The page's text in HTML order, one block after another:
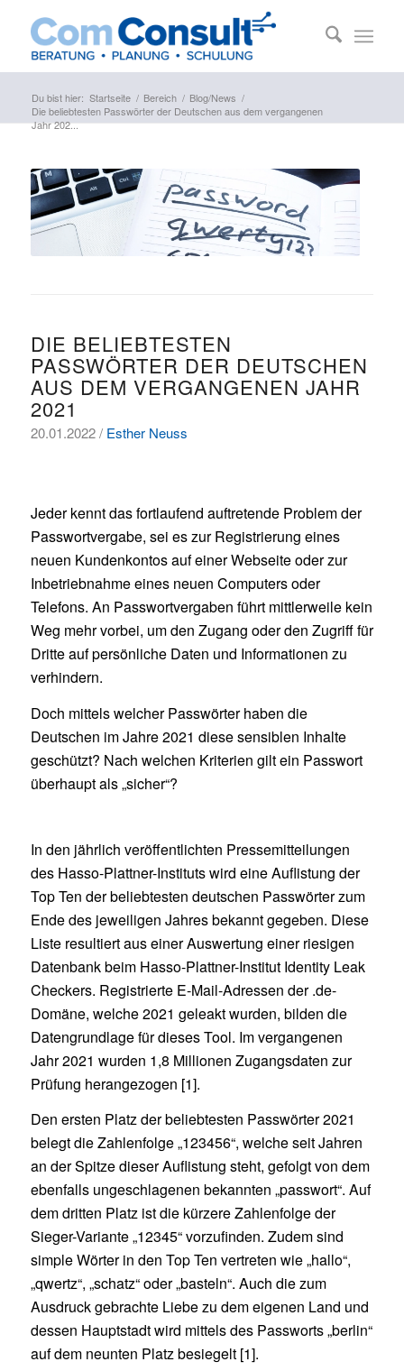
Du bist hier: Startseite / Bereich / Blog/News /
Die beliebtesten Passwörter der Deutschen aus dem vergangenen
Jahr 202...
DIE BELIEBTESTEN
PASSWÖRTER DER DEUTSCHEN
AUS DEM VERGANGENEN JAHR
2021
20.01.2022 / Esther Neuss
Jeder kennt das fortlaufend auftretende Problem der
Passwortvergabe, sei es zur Registrierung eines
neuen Kundenkontos auf einer Webseite oder zur
Inbetriebnahme eines neuen Computers oder
Telefons. An Passwortvergaben führt mittlerweile kein
Weg mehr vorbei, um den Zugang oder den Zugriff für
Dritte auf persönliche Daten und Informationen zu
verhindern.
Doch mittels welcher Passwörter haben die
Deutschen im Jahre 2021 diese sensiblen Inhalte
geschützt? Nach welchen Kriterien gilt ein Passwort
überhaupt als „sicher“?
In den jährlich veröffentlichten Pressemitteilungen
des Hasso-Plattner-Instituts wird eine Auflistung der
Top Ten der beliebtesten deutschen Passwörter zum
Ende des jeweiligen Jahres bekannt gegeben. Diese
Liste resultiert aus einer Auswertung einer riesigen
Datenbank beim Hasso-Plattner-Institut Identity Leak
Checkers. Registrierte E-Mail-Adressen der .de-
Domäne, welche 2021 geleakt wurden, bilden die
Datengrundlage für dieses Tool. Im vergangenen
Jahr 2021 wurden 1,8 Millionen Zugangsdaten zur
Prüfung herangezogen [1].
Den ersten Platz der beliebtesten Passwörter 2021
belegt die Zahlenfolge „123456“, welche seit Jahren
an der Spitze dieser Auflistung steht, gefolgt von dem
ebenfalls ungeschlagenen bekannten „passwort“. Auf
dem dritten Platz ist die kürzere Zahlenfolge der
Sieger-Variante „12345“ vorzufinden. Zudem sind
simple Wörter in den Top Ten vertreten wie „hallo“,
„qwertz“, „schatz“ oder „basteln“. Auch die zum
Ausdruck gebrachte Liebe zu dem eigenen Land und
dessen Hauptstadt wird mittels des Passworts „berlin“
auf dem neunten Platz besiegelt [1].